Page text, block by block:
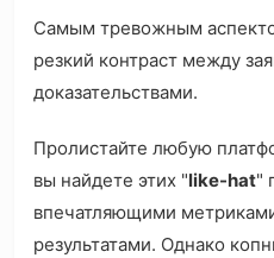
Самым тревожным
резкий контраст между
доказательствами.
Пролистайте любую
вы найдете этих "like-hat"
впечатляющими
результатами. Однако